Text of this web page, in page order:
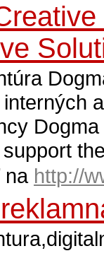
na http://